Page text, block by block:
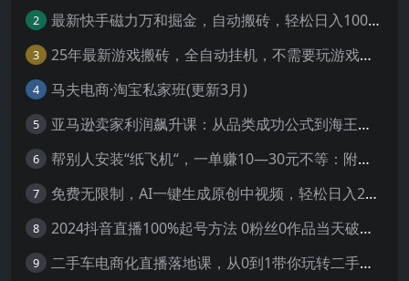
2 最新快手磁力万和掘金，自动搬砖，轻松日入100-200，操作简单
3 25年最新游戏搬砖，全自动挂机，不需要玩游戏，单手机操作日入300+
4 马夫电商·淘宝私家班(更新3月)
5 亚马逊卖家利润飙升课：从品类成功公式到海王打法，让每个SKU都成爆款一路飙升(更新26年3月
6 帮别人安装“纸飞机“，一单赚10—30元不等：附：免费节点
7 免费无限制，AI一键生成原创中视频，轻松日入2000+，超简单，可矩阵，…
8 2024抖音直播100%起号方法 0粉丝0作品当天破千人在线 多种变现方式
9 二手车电商化直播落地课，从0到1带你玩转二手车直播